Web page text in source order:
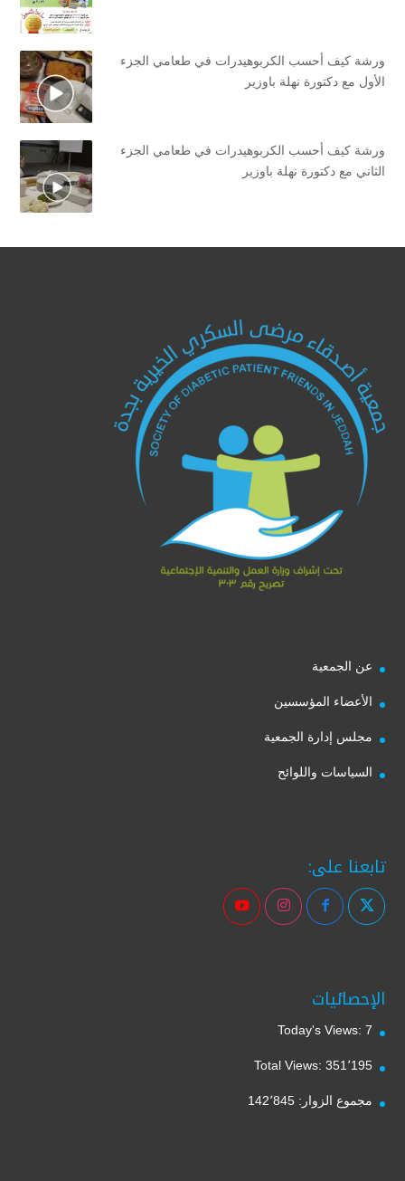
ورشة كيف أحسب الكربوهيدرات في طعامي الجزء
الأول مع دكتورة نهلة باوزير
ورشة كيف أحسب الكربوهيدرات في طعامي الجزء
الثاني مع دكتورة نهلة باوزير
عن الجمعية
الأعضاء المؤسسين
مجلس إدارة الجمعية
السياسات واللوائح
تابعنا على:
الإحصائيات
Today's Views: 7
Total Views: 351٬195
مجموع الزوار: 142٬845